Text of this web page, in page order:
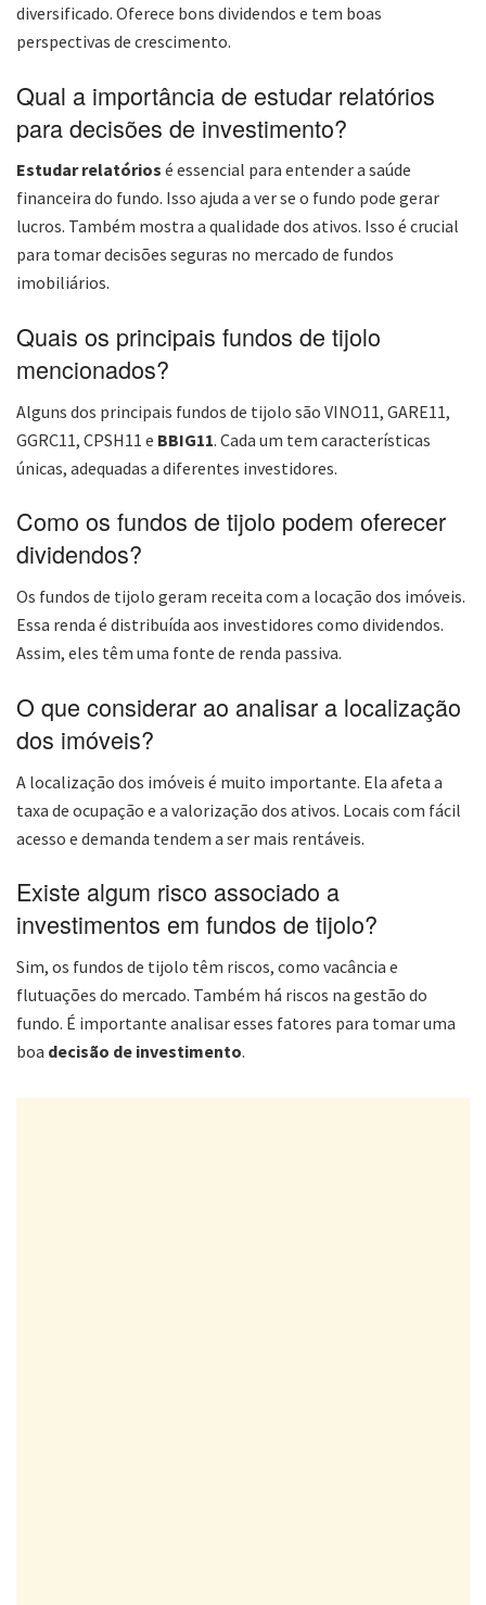
diversificado. Oferece bons dividendos e tem boas
perspectivas de crescimento.
Qual a importância de estudar relatórios
para decisões de investimento?
Estudar relatórios é essencial para entender a saúde
financeira do fundo. Isso ajuda a ver se o fundo pode gerar
lucros. Também mostra a qualidade dos ativos. Isso é crucial
para tomar decisões seguras no mercado de fundos
imobiliários.
Quais os principais fundos de tijolo
mencionados?
Alguns dos principais fundos de tijolo são VINO11, GARE11,
GGRC11, CPSH11 e BBIG11. Cada um tem características
únicas, adequadas a diferentes investidores.
Como os fundos de tijolo podem oferecer
dividendos?
Os fundos de tijolo geram receita com a locação dos imóveis.
Essa renda é distribuída aos investidores como dividendos.
Assim, eles têm uma fonte de renda passiva.
O que considerar ao analisar a localização
dos imóveis?
A localização dos imóveis é muito importante. Ela afeta a
taxa de ocupação e a valorização dos ativos. Locais com fácil
acesso e demanda tendem a ser mais rentáveis.
Existe algum risco associado a
investimentos em fundos de tijolo?
Sim, os fundos de tijolo têm riscos, como vacância e
flutuações do mercado. Também há riscos na gestão do
fundo. É importante analisar esses fatores para tomar uma
boa decisão de investimento.